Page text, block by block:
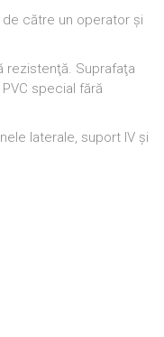
către un operator şi
rezistenţă. Suprafaţa
special fără
laterale, suport IV şi